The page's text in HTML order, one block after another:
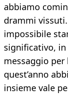
abbiamo
drammi
impossibile
significativo, in
messaggio
quest’anno
insieme vale